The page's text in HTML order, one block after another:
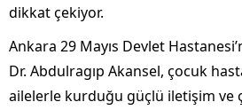
dikkat çekiyor.
Ankara 29 Mayıs Devlet
Dr. Abdulragıp Akansel, çocuk
ailelerle kurduğu güçlü iletişim ve